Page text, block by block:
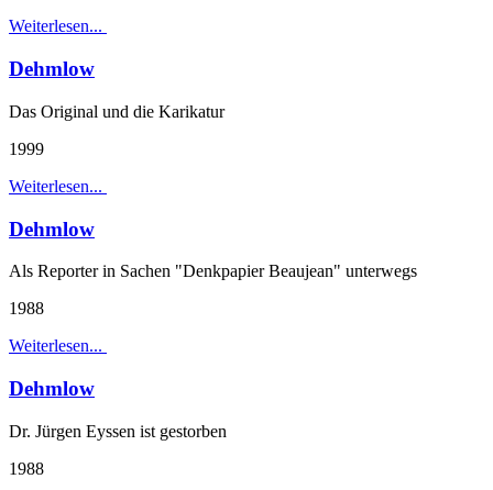
Weiterlesen...
Dehmlow
Das Original und die Karikatur
1999
Weiterlesen...
Dehmlow
Als Reporter in Sachen "Denkpapier Beaujean" unterwegs
1988
Weiterlesen...
Dehmlow
Dr. Jürgen Eyssen ist gestorben
1988